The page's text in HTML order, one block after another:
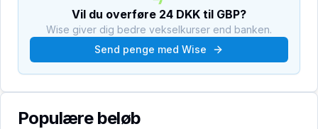
Vil du overføre 24 DKK til GBP?
Wise giver dig bedre vekselkurser end banken.
Send penge med Wise
Populære beløb